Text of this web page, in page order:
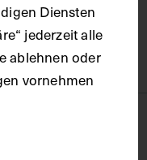
Diensten
jederzeit alle
ablehnen oder
vornehmen